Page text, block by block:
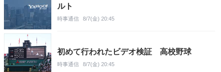
ルト
時事通信 8/7(金) 20:45
初めて行われたビデオ検証 高校野球
時事通信 8/7(金) 20:45